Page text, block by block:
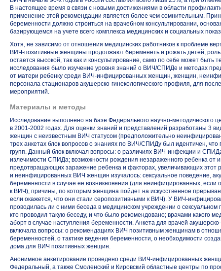
В настоящее время в связи с новыми достижениями в области
применение этой рекомендации является более чем сомнительным.
беременности должно строиться на врачебном консультировании,
базирующемся на учете всего комплекса медицинских и социальных
Хотя, не зависимо от отношения медицинских работников к проблеме
ВИЧ-позитивные женщины продолжают беременеть и рожать детей,
остается высокой, так как и консультирование, само по себе может
исследования было изучение уровня знаний о ВИЧ/СПИДе и методах
от матери ребенку среди ВИЧ-инфицированных женщин, женщин,
персонала стационаров акушерско-гинекологического профиля, для
мероприятий.
Материалы и методы
Исследование выполнено на базе Федерального научно-методического
в 2001-2002 годах. Для оценки знаний и представлений разработаны 3
женщин с неизвестным ВИЧ статусом (предположительно
трех анкетах блок вопросов о знаниях по ВИЧ/СПИДу был идентичен, что
групп. Данный блок включал вопросы: о различиях ВИЧ-инфекции и
излечимости СПИДа; возможности рождения незараженного ребенка
предотвращающих заражение ребенка и факторах, увеличивающих этот
и неинфицированных ВИЧ женщин изучалось: сексуальное поведение,
беременности в случае ее возникновения (для неинфицированных, если
к ВИЧ), причины, по которым женщина пойдет на искусственное
если окажется, что они стали серопозитивными к ВИЧ). У ВИЧ-
проводилась ли с ними беседа в медицинском учреждении о
кто проводил такую беседу, и что было рекомендовано; врачами какого
аборт в случае наступления беременности. Анкета для врачей акушерско-
включала вопросы: о рекомендациях ВИЧ позитивным женщинам в
беременностей, о тактике ведения беременности, о необходимости
дома для ВИЧ позитивных женщин.
Анонимное анкетирование проведено среди ВИЧ-инфицированных
Федеральный, а также Смоленский и Кировский областные центры по